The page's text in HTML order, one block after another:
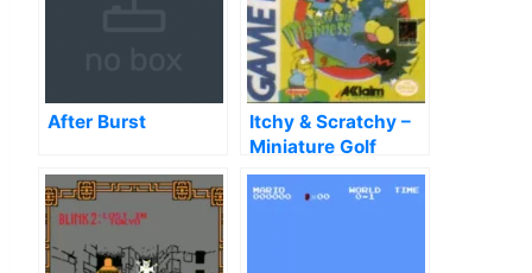
After Burst
Itchy & Scratchy –
Miniature Golf
Madness